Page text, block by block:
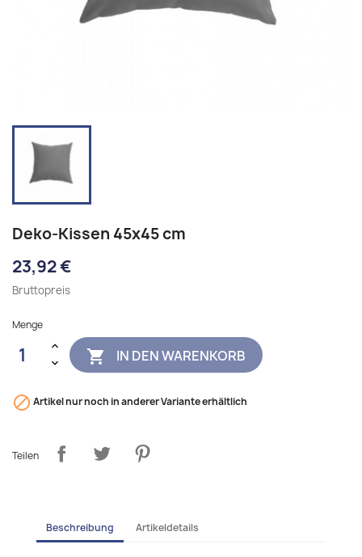
Deko-Kissen 45x45 cm
23,92 €
Bruttopreis
Menge
 IN DEN WARENKORB
 Artikel nur noch in anderer Variante erhältlich
Teilen
Beschreibung Artikeldetails